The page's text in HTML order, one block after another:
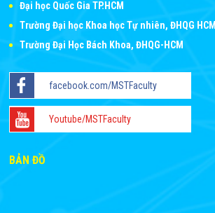
Đại học Quốc Gia TP.HCM
Trường Đại học Khoa học Tự nhiên, ĐHQG HCM
Trường Đại Học Bách Khoa, ĐHQG-HCM
facebook.com/MSTFaculty
Youtube/MSTFaculty
BẢN ĐỒ